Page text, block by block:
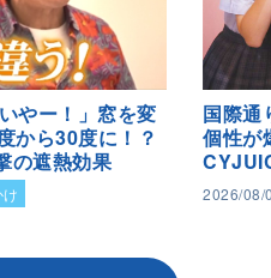
やー！」窓を変
から30度に！？
の遮熱効果
国際通
個性が
2026/08/